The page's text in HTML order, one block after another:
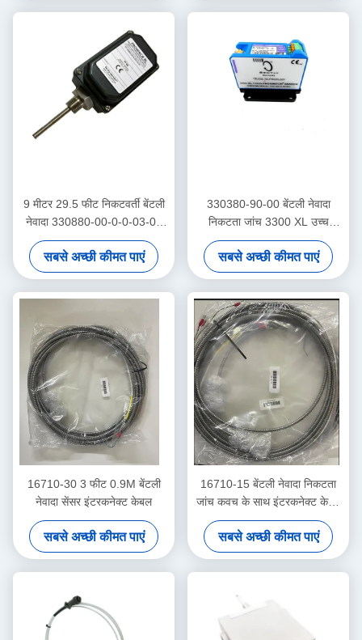
9 मीटर 29.5 फीट निकटवर्ती बेंटली
नेवादा 330880-00-0-0-03-02
PROXPAC निकटवर्ती ट्रांसड्यूसर
विधानसभा
सबसे अच्छी कीमत पाएं
330380-90-00 बेंटली नेवादा
निकटता जांच 3300 XL उच्च
तापमान निकटता सेंसर
सबसे अच्छी कीमत पाएं
16710-30 3 फीट 0.9M बेंटली
नेवादा सेंसर इंटरकनेक्ट केबल
सबसे अच्छी कीमत पाएं
16710-15 बेंटली नेवादा निकटता
जांच कवच के साथ इंटरकनेक्ट केबल
-15 - सी
सबसे अच्छी कीमत पाएं